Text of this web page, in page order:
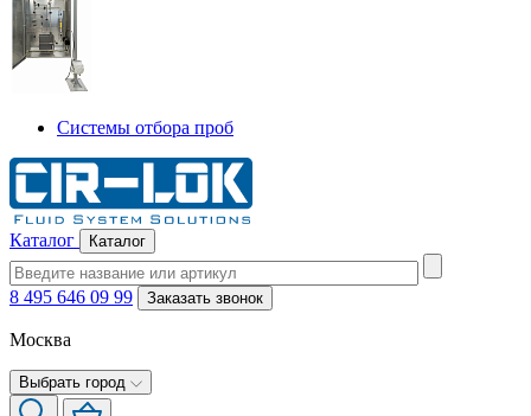
Системы отбора проб
Каталог Каталог
8 495 646 09 99 Заказать звонок
Москва
Выбрать город